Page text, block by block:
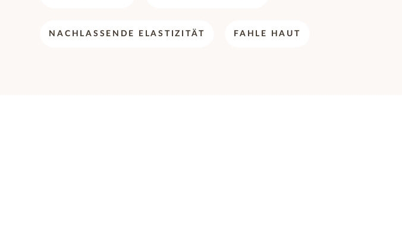
NACHLASSENDE ELASTIZITÄT FAHLE HAUT